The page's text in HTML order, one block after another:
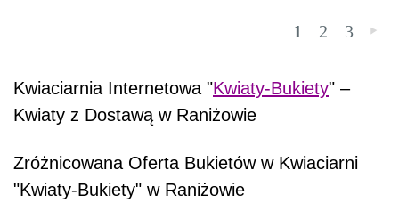
1 2 3 »
Kwiaciarnia Internetowa "Kwiaty-Bukiety" –
Kwiaty z Dostawą w Raniżowie
Zróżnicowana Oferta Bukietów w Kwiaciarni
"Kwiaty-Bukiety" w Raniżowie